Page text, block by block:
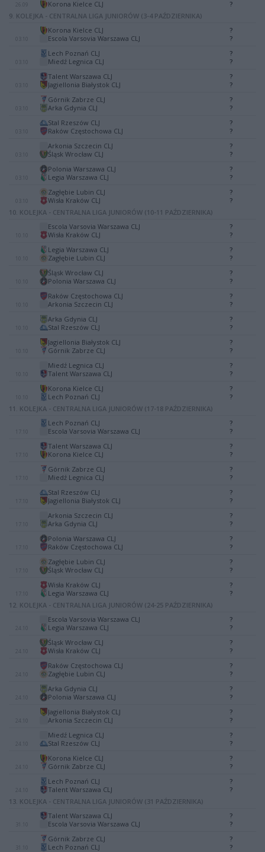
Korona Kielce CLJ
?
9. KOLEJKA - CENTRALNA LIGA JUNIORÓW (3-4 PAŹDZIERNIKA)
Korona Kielce CLJ
Escola Varsovia Warszawa CLJ
?
?
Lech Poznań CLJ
Miedź Legnica CLJ
?
?
Talent Warszawa CLJ
Jagiellonia Białystok CLJ
?
?
Górnik Zabrze CLJ
Arka Gdynia CLJ
?
?
Stal Rzeszów CLJ
Raków Częstochowa CLJ
?
?
Arkonia Szczecin CLJ
Śląsk Wrocław CLJ
?
?
Polonia Warszawa CLJ
Legia Warszawa CLJ
?
?
Zagłębie Lubin CLJ
Wisła Kraków CLJ
?
?
10. KOLEJKA - CENTRALNA LIGA JUNIORÓW (10-11 PAŹDZIERNIKA)
Escola Varsovia Warszawa CLJ
Wisła Kraków CLJ
?
?
Legia Warszawa CLJ
Zagłębie Lubin CLJ
?
?
Śląsk Wrocław CLJ
Polonia Warszawa CLJ
?
?
Raków Częstochowa CLJ
Arkonia Szczecin CLJ
?
?
Arka Gdynia CLJ
Stal Rzeszów CLJ
?
?
Jagiellonia Białystok CLJ
Górnik Zabrze CLJ
?
?
Miedź Legnica CLJ
Talent Warszawa CLJ
?
?
Korona Kielce CLJ
Lech Poznań CLJ
?
?
11. KOLEJKA - CENTRALNA LIGA JUNIORÓW (17-18 PAŹDZIERNIKA)
17.10
Lech Poznań CLJ
Escola Varsovia Warszawa CLJ
?
?
17.10
Talent Warszawa CLJ
Korona Kielce CLJ
?
?
17.10
Górnik Zabrze CLJ
Miedź Legnica CLJ
?
?
17.10
Stal Rzeszów CLJ
Jagiellonia Białystok CLJ
?
?
17.10
Arkonia Szczecin CLJ
Arka Gdynia CLJ
?
?
17.10
Polonia Warszawa CLJ
Raków Częstochowa CLJ
?
?
17.10
Zagłębie Lubin CLJ
Śląsk Wrocław CLJ
?
?
17.10
Wisła Kraków CLJ
Legia Warszawa CLJ
?
?
12. KOLEJKA - CENTRALNA LIGA JUNIORÓW (24-25 PAŹDZIERNIKA)
24.10
Escola Varsovia Warszawa CLJ
Legia Warszawa CLJ
?
?
24.10
Śląsk Wrocław CLJ
Wisła Kraków CLJ
?
?
24.10
Raków Częstochowa CLJ
Zagłębie Lubin CLJ
?
?
24.10
Arka Gdynia CLJ
Polonia Warszawa CLJ
?
?
24.10
Jagiellonia Białystok CLJ
Arkonia Szczecin CLJ
?
?
24.10
Miedź Legnica CLJ
Stal Rzeszów CLJ
?
?
24.10
Korona Kielce CLJ
Górnik Zabrze CLJ
?
?
24.10
Lech Poznań CLJ
Talent Warszawa CLJ
?
?
13. KOLEJKA - CENTRALNA LIGA JUNIORÓW (31 PAŹDZIERNIKA)
Talent Warszawa CLJ
Escola Varsovia Warszawa CLJ
?
?
Górnik Zabrze CLJ
Lech Poznań CLJ
?
?